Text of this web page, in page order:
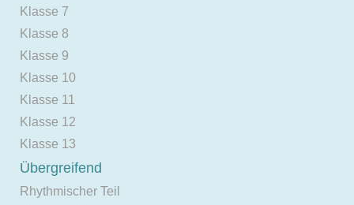
Klasse 7
Klasse 8
Klasse 9
Klasse 10
Klasse 11
Klasse 12
Klasse 13
Übergreifend
Rhythmischer Teil